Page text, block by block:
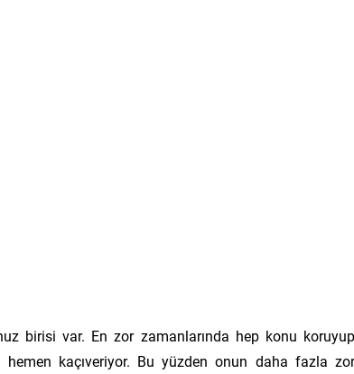
birisi var. En zor zamanlarında hep konu
kaçıveriyor. Bu yüzden onun daha fazla zor